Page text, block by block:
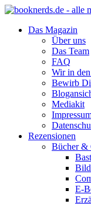
Das Magazin
Über uns
Das Team
FAQ
Wir in
Bewirb
Mediakit
Rezensionen
Bücher &
E-